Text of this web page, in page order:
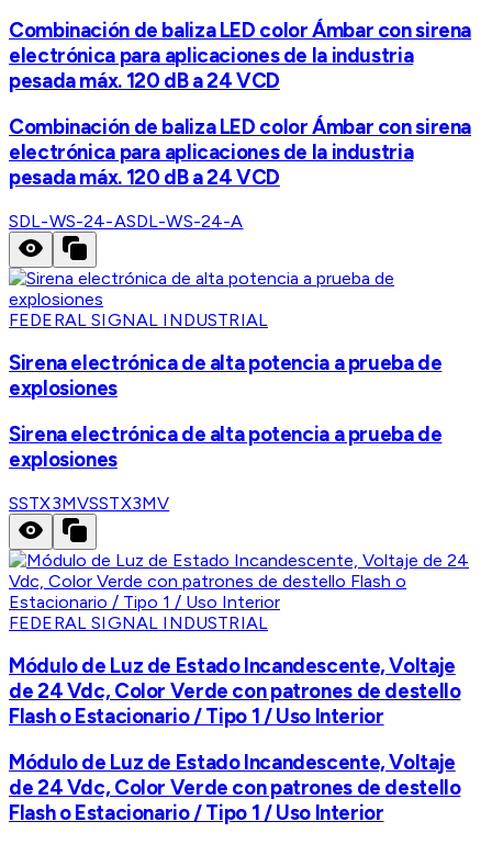
Combinación de baliza LED color Ámbar con sirena
electrónica para aplicaciones de la industria
pesada máx. 120 dB a 24 VCD
Combinación de baliza LED color Ámbar con sirena
electrónica para aplicaciones de la industria
pesada máx. 120 dB a 24 VCD
SDL-WS-24-ASDL-WS-24-A
FEDERAL SIGNAL INDUSTRIAL
Sirena electrónica de alta potencia a prueba de
explosiones
Sirena electrónica de alta potencia a prueba de
explosiones
SSTX3MVSSTX3MV
FEDERAL SIGNAL INDUSTRIAL
Módulo de Luz de Estado Incandescente, Voltaje
de 24 Vdc, Color Verde con patrones de destello
Flash o Estacionario / Tipo 1 / Uso Interior
Módulo de Luz de Estado Incandescente, Voltaje
de 24 Vdc, Color Verde con patrones de destello
Flash o Estacionario / Tipo 1 / Uso Interior